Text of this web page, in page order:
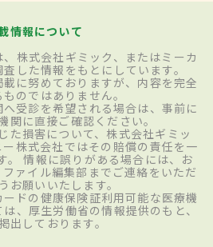
情報について
株式会社ギミック、またはミーカ
した情報をもとにしています。
に努めておりますが、内容を完全
のではありません。
受診を希望される場合は、事前に
関に直接ご確認ください。
た損害について、株式会社ギミッ
株式会社ではその賠償の責任を一
。 情報に誤りがある場合には、お
ァイル編集部までご連絡をいただ
お願いいたします。
ドの健康保険証利用可能な医療機
、厚生労働省の情報提供のもと、
出しております。